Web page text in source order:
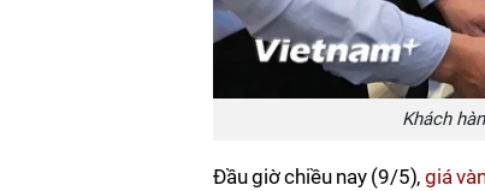
Khách
Đầu giờ chiều nay (9/5),giá